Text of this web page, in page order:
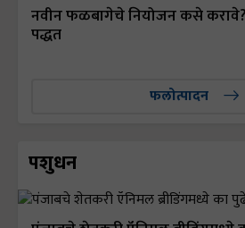
नवीन फळबागेचे नियोजन कसे
पद्धत
फलोत्पादन
पशुधन